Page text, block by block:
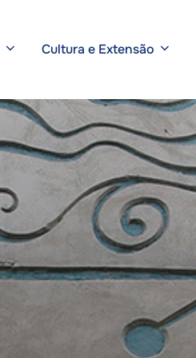
Cultura e Extensão